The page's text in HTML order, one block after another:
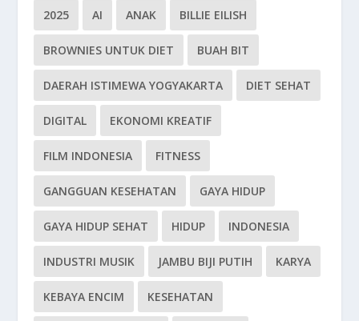
2025 AI ANAK BILLIE EILISH
BROWNIES UNTUK DIET BUAH BIT
DAERAH ISTIMEWA YOGYAKARTA DIET SEHAT
DIGITAL EKONOMI KREATIF
FILM INDONESIA FITNESS
GANGGUAN KESEHATAN GAYA HIDUP
GAYA HIDUP SEHAT HIDUP INDONESIA
INDUSTRI MUSIK JAMBU BIJI PUTIH KARYA
KEBAYA ENCIM KESEHATAN